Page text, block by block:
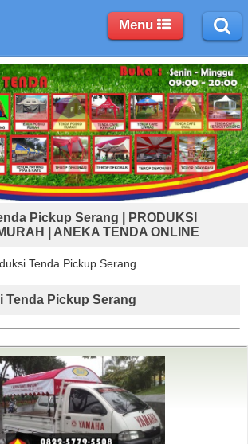
Pickup Serang | PRODUKSI
| ANEKA TENDA ONLINE
Tenda Pickup Serang
Pickup Serang
Menu